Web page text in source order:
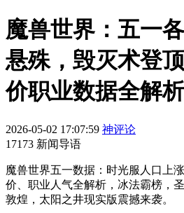
魔兽世界：五一
悬殊，毁灭术登
价职业数据全解析
2026-05-02 17:07:59 神评论
17173 新闻导语
魔兽世界五一数据：时光服人口上
价、职业人气全解析，冰法霸榜，
敦煌，太阳之井现实版震撼来袭。